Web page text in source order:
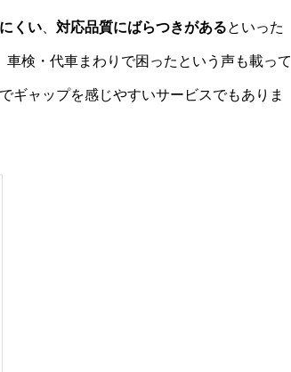
くい 対応品質にばらつきがあるといった
検・代車まわりで困ったという声も載って
ギャップを感じやすいサービスでもありま